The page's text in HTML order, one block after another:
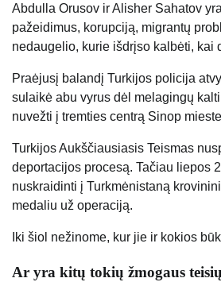
Abdulla Orusov ir Alisher Sahatov
pažeidimus, korupciją, migrantų
nedaugelio, kurie išdrįso kalbėti, kai
Praėjusį balandį Turkijos policija
sulaikė abu vyrus dėl melagingų
nuvežti į tremties centrą Sinop
Turkijos Aukščiausiasis Teismas
deportacijos procesą. Tačiau liepos
nuskraidinti į Turkmėnistaną
medaliu už operaciją.
Iki šiol nežinome, kur jie ir kokios
Ar yra kitų tokių žmogaus